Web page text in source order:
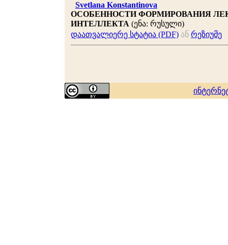
Svetlana Konstantinova
ОСОБЕННОСТИ ФОРМИРОВАНИЯ
ИНТЕЛЛЕКТА (ენა: რუსული)
დაათვალიერე სტატია (PDF) ან რეზიუმე